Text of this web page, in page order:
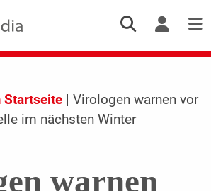
Startseite| Virologen warnen vor
im nächsten Winter
warnen